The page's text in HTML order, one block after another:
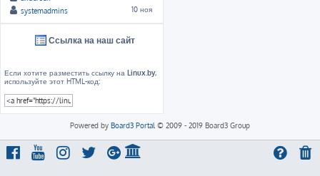
systemadmins
10 ноя
Ссылка на наш сайт
Если хотите разместить ссылку на Linux.by,
используйте этот HTML-код:
Powered by Board3 Portal © 2009 - 2019 Board3 Group